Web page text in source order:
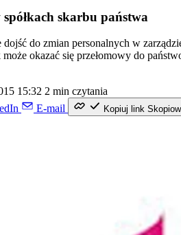
skarbu państwa
do zmian personalnych w
okazać się przełomowy do
15:32 2 min czytania
E-mail Kopiuj link